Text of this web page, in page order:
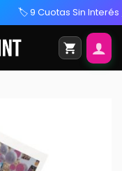
🏷️ 9 Cuotas Sin Interés /